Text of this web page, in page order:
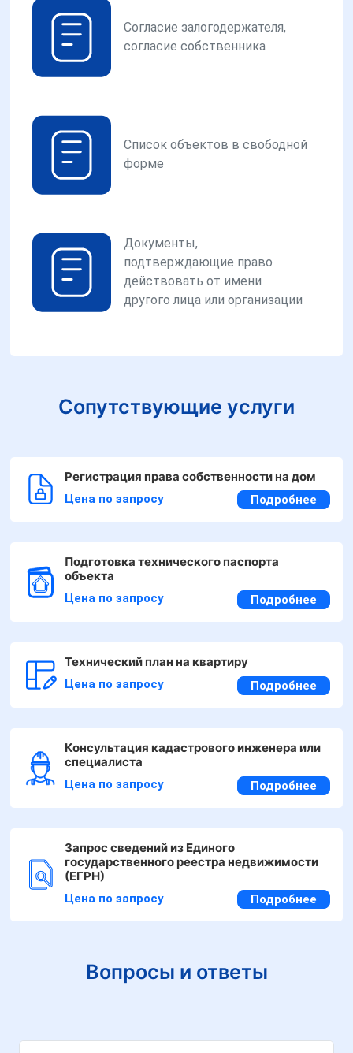
Согласие залогодержателя,
согласие собственника
Список объектов в свободной
форме
Документы,
подтверждающие право
действовать от имени
другого лица или организации
Сопутствующие услуги
Регистрация права собственности на дом
Цена по запросу Подробнее
Подготовка технического паспорта
объекта
Цена по запросу Подробнее
Технический план на квартиру
Цена по запросу Подробнее
Консультация кадастрового инженера или
специалиста
Цена по запросу Подробнее
Запрос сведений из Единого
государственного реестра недвижимости
(ЕГРН)
Цена по запросу Подробнее
Вопросы и ответы